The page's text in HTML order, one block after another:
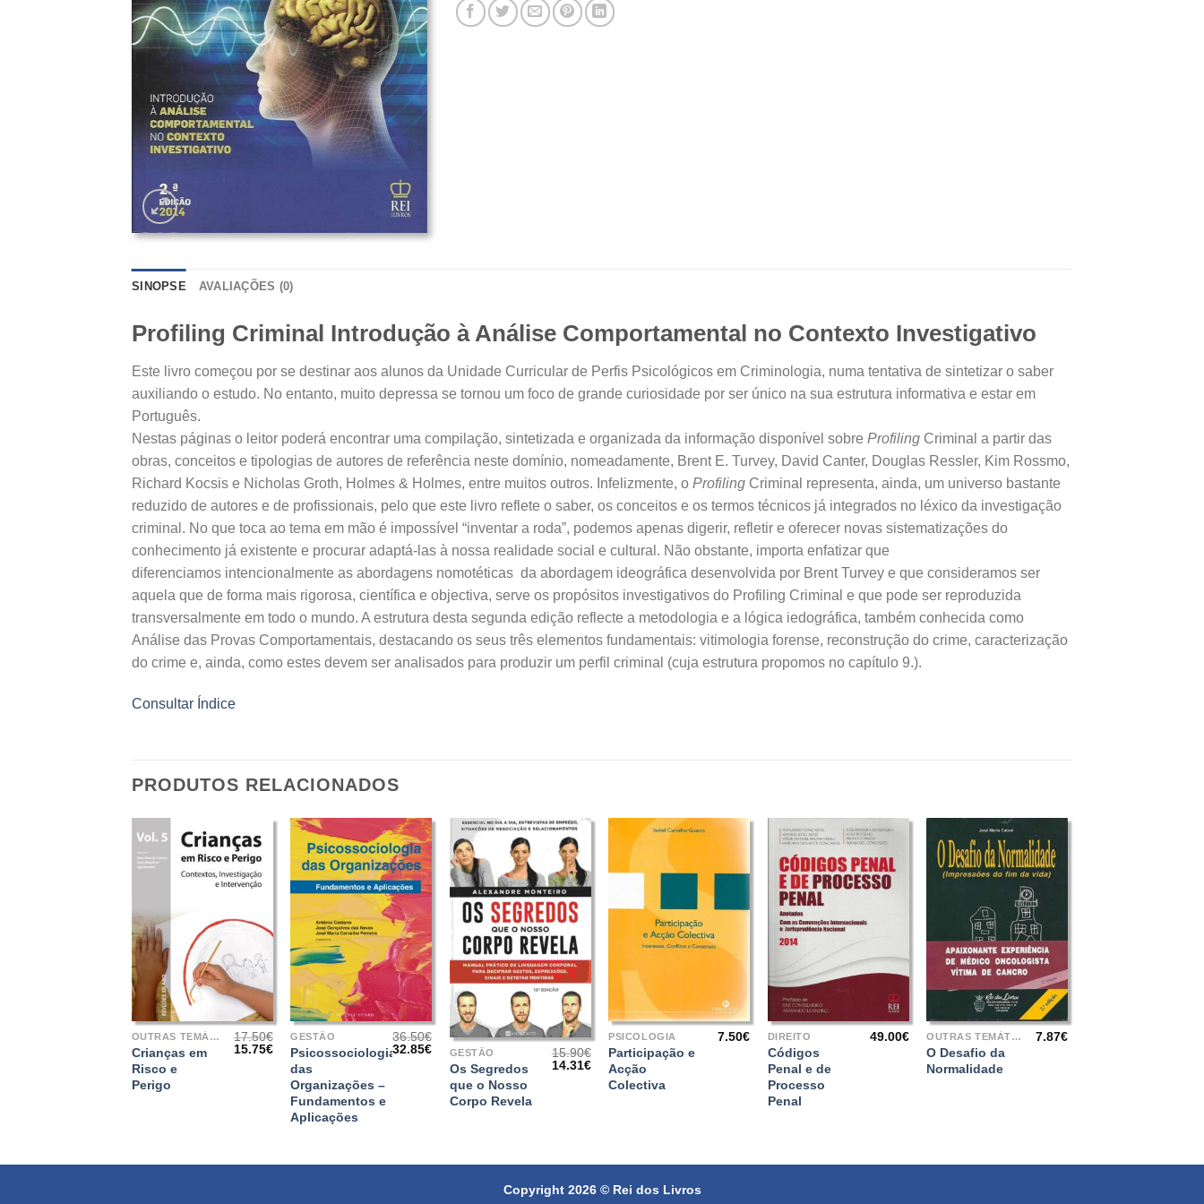
SINOPSE AVALIAÇÕES (0)
Profiling Criminal Introdução à Análise Comportamental no Contexto Investigativo
Este livro começou por se destinar aos alunos da Unidade Curricular de Perfis Psicológicos em Criminologia, numa tentativa de sintetizar o saber
auxiliando o estudo. No entanto, muito depressa se tornou um foco de grande curiosidade por ser único na sua estrutura informativa e estar em
Português.
Nestas páginas o leitor poderá encontrar uma compilação, sintetizada e organizada da informação disponível sobre Profiling Criminal a partir das
obras, conceitos e tipologias de autores de referência neste domínio, nomeadamente, Brent E. Turvey, David Canter, Douglas Ressler, Kim Rossmo,
Richard Kocsis e Nicholas Groth, Holmes & Holmes, entre muitos outros. Infelizmente, o Profiling Criminal representa, ainda, um universo bastante
reduzido de autores e de profissionais, pelo que este livro reflete o saber, os conceitos e os termos técnicos já integrados no léxico da investigação
criminal. No que toca ao tema em mão é impossível “inventar a roda”, podemos apenas digerir, refletir e oferecer novas sistematizações do
conhecimento já existente e procurar adaptá-las à nossa realidade social e cultural. Não obstante, importa enfatizar que
diferenciamos intencionalmente as abordagens nomotéticas da abordagem ideográfica desenvolvida por Brent Turvey e que consideramos ser
aquela que de forma mais rigorosa, científica e objectiva, serve os propósitos investigativos do Profiling Criminal e que pode ser reproduzida
transversalmente em todo o mundo. A estrutura desta segunda edição reflecte a metodologia e a lógica iedográfica, também conhecida como
Análise das Provas Comportamentais, destacando os seus três elementos fundamentais: vitimologia forense, reconstrução do crime, caracterização
do crime e, ainda, como estes devem ser analisados para produzir um perfil criminal (cuja estrutura propomos no capítulo 9.).
Consultar Índice
PRODUTOS RELACIONADOS
+
OUTRAS TEMÁTICAS
Crianças em
Risco e
Perigo
17.50€
O
15.75€O
preço
atual
15.75€.
GESTÃO
Psicossociologia
das
Organizações –
Fundamentos e
Aplicações
36.50€
O
preço
32.85€O
preço
atual
32.85€.
+
GESTÃO
Os Segredos
que o Nosso
Corpo Revela
15.90€
O
14.31€O
preço
atual
PSICOLOGIA
Participação e
Acção
Colectiva
7.50€
+
DIREITO
Códigos
Penal e de
Processo
Penal
49.00€ OUTRAS TEMÁTICAS
O Desafio da
Normalidade
7.87€
Copyright 2026 © Rei dos Livros